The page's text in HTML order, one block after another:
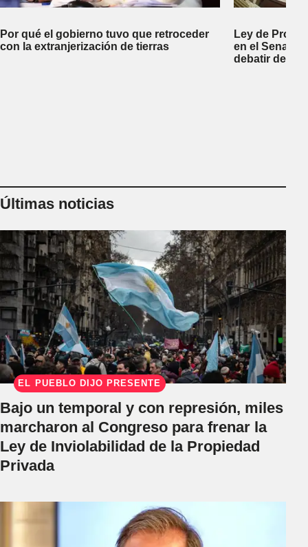
Por qué el gobierno tuvo que retroceder
con la extranjerización de tierras
Ley de
en el Senado
debatir
Últimas noticias
EL PUEBLO DIJO PRESENTE
Bajo un temporal y con represión, miles
marcharon al Congreso para frenar la
Ley de Inviolabilidad de la Propiedad
Privada